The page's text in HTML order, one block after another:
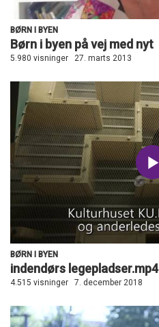
BØRN I BYEN
Børn i byen på vej med nyt
5.980 visninger 27. marts 2013
BØRN I BYEN
indendørs legepladser.mp4
4.515 visninger 7. december 2018